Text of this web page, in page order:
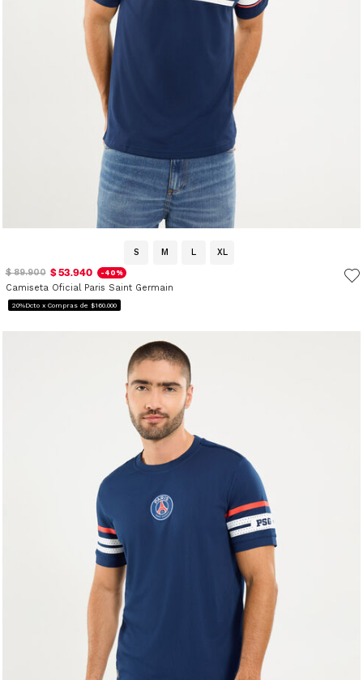
S M L
XL
$ 89.900 $ 53.940 -40%
Camiseta Oficial Paris Saint Germain
20%Dcto x Compras de $160.000